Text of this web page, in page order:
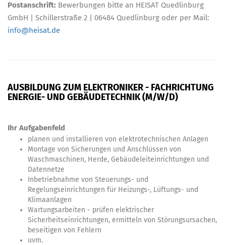
Postanschrift: Bewerbungen bitte an HEISAT Quedlinburg
GmbH | Schillerstraße 2 | 06484 Quedlinburg oder per Mail:
info@heisat.de
AUSBILDUNG ZUM ELEKTRONIKER - FACHRICHTUNG
ENERGIE- UND GEBÄUDETECHNIK (M/W/D)
Ihr Aufgabenfeld
planen und installieren von elektrotechnischen Anlagen
Montage von Sicherungen und Anschlüssen von
Waschmaschinen, Herde, Gebäudeleiteinrichtungen und
Datennetze
Inbetriebnahme von Steuerungs- und
Regelungseinrichtungen für Heizungs-, Lüftungs- und
Klimaanlagen
Wartungsarbeiten - prüfen elektrischer
Sicherheitseinrichtungen, ermitteln von Störungsursachen,
beseitigen von Fehlern
uvm.